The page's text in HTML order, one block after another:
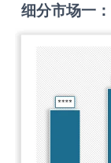
细分市场一：